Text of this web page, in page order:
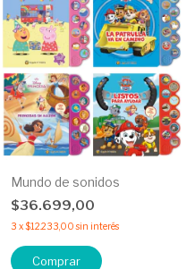
Mundo de sonidos
$36.699,00
3 x$12.233,00 sin interés
Comprar